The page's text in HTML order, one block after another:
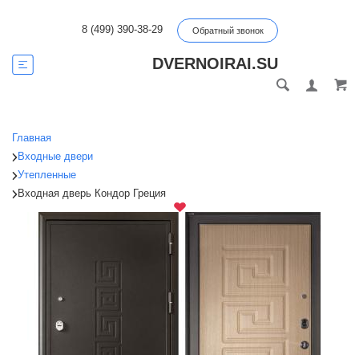
8 (499) 390-38-29 Обратный звонок
DVERNOIRAI.SU
Главная
Входные двери
Утепленные
Входная дверь Кондор Греция